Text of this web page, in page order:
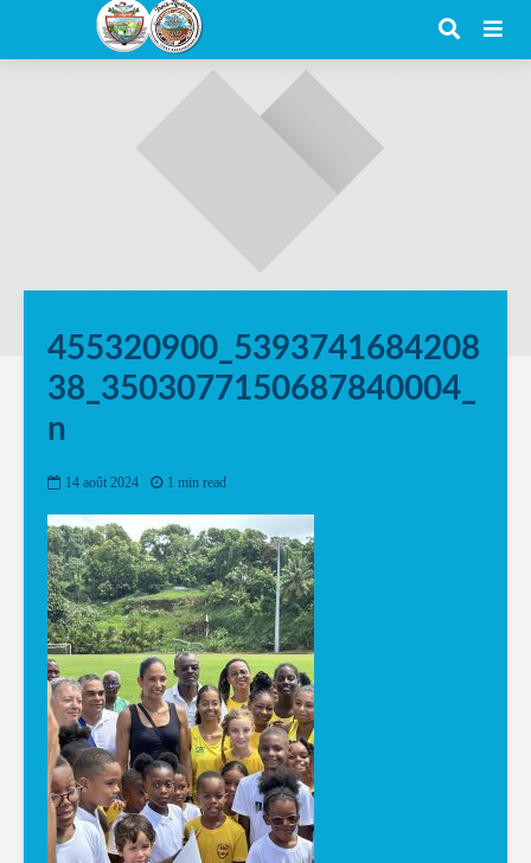
455320900_5393741684208
38_3503077150687840004_
n
14 août 2024 1 min read